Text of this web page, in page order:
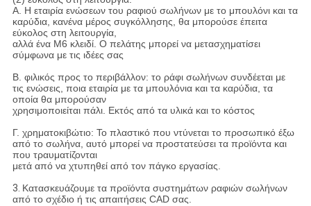
Α. Η εταιρία ενώσεων του ραφιού σωλήνων με το μπουλόνι και τα
καρύδια, κανένα μέρος συγκόλλησης, θα μπορούσε έπειτα
εύκολος στη λειτουργία,
αλλά ένα M6 κλειδί. Ο πελάτης μπορεί να μετασχηματίσει
σύμφωνα με τις ιδέες σας
Β. φιλικός προς το περιβάλλον: το ράφι σωλήνων συνδέεται με
τις ενώσεις, ποια εταιρία με τα μπουλόνια και τα καρύδια, τα
οποία θα μπορούσαν
χρησιμοποιείται πάλι. Εκτός από τα υλικά και το κόστος
Γ. χρηματοκιβώτιο: Το πλαστικό που ντύνεται το προσωπικό έξω
από το σωλήνα, αυτό μπορεί να προστατεύσει τα προϊόντα και
που τραυματίζονται
μετά από να χτυπηθεί από τον πάγκο εργασίας.
3. Κατασκευάζουμε τα προϊόντα συστημάτων ραφιών σωλήνων
από το σχέδιο ή τις απαιτήσεις CAD σας.